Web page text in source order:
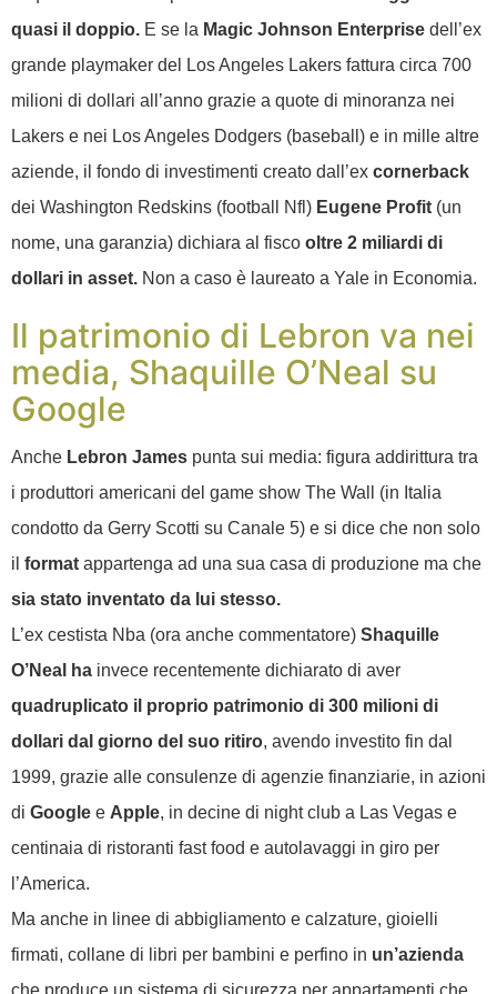
quasi il doppio. E se la Magic Johnson Enterprise dell’ex
grande playmaker del Los Angeles Lakers fattura circa 700
milioni di dollari all’anno grazie a quote di minoranza nei
Lakers e nei Los Angeles Dodgers (baseball) e in mille altre
aziende, il fondo di investimenti creato dall’ex cornerback
dei Washington Redskins (football Nfl) Eugene Profit (un
nome, una garanzia) dichiara al fisco oltre 2 miliardi di
dollari in asset. Non a caso è laureato a Yale in Economia.
Il patrimonio di Lebron va nei
media, Shaquille O’Neal su
Google
Anche Lebron James punta sui media: figura addirittura tra
i produttori americani del game show The Wall (in Italia
condotto da Gerry Scotti su Canale 5) e si dice che non solo
il format appartenga ad una sua casa di produzione ma che
sia stato inventato da lui stesso.
L’ex cestista Nba (ora anche commentatore) Shaquille
O’Neal ha invece recentemente dichiarato di aver
quadruplicato il proprio patrimonio di 300 milioni di
dollari dal giorno del suo ritiro, avendo investito fin dal
1999, grazie alle consulenze di agenzie finanziarie, in azioni
di Google e Apple, in decine di night club a Las Vegas e
centinaia di ristoranti fast food e autolavaggi in giro per
l’America.
Ma anche in linee di abbigliamento e calzature, gioielli
firmati, collane di libri per bambini e perfino in un’azienda
che produce un sistema di sicurezza per appartamenti che